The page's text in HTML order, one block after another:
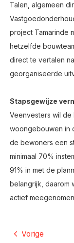
Talen, algemeen
project Tamarinde
hetzelfde
direct te vertalen
georganiseerde
Stapsgewijze
Veenvesters wil
woongebouwen in
de bewoners een
minimaal 70%
91% in met de
belangrijk, daarom
actief
Vorige